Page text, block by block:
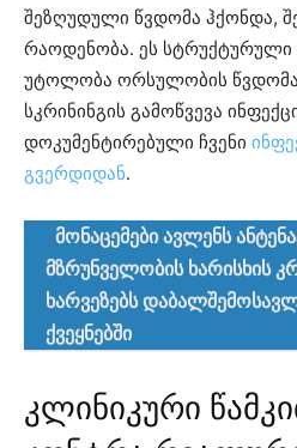
შეზღუდული წვდომა ჰქონდა,
რაოდენობა. ეს სტრუქტურული
უტოლობა ორსულობის
სკრინინგის გამოწვევა
დოკუმენტირებული ჩვენი
გვერდიდან.
მონაცემები ავლენს
მზრუნველობის ხარისხის
ხარვეზებს
ქვეყნებში
კლინიკური